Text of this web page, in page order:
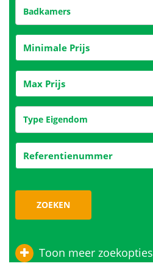
Badkamers
Type Eigendom
ZOEKEN
Toon meer zoekopties